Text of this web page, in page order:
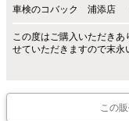
車検のコバック 浦添店
この度はご購入いただき
せていただきますので末永
この